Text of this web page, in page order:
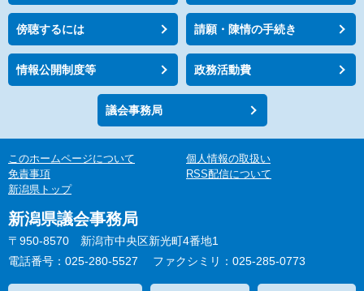
傍聴するには 請願・陳情の手続き
情報公開制度等 政務活動費
議会事務局
このホームページについて
個人情報の取扱い
免責事項
RSS配信について
新潟県トップ
新潟県議会事務局
〒950-8570 新潟市中央区新光町4番地1
電話番号：025-280-5527
ファクシミリ：025-285-0773